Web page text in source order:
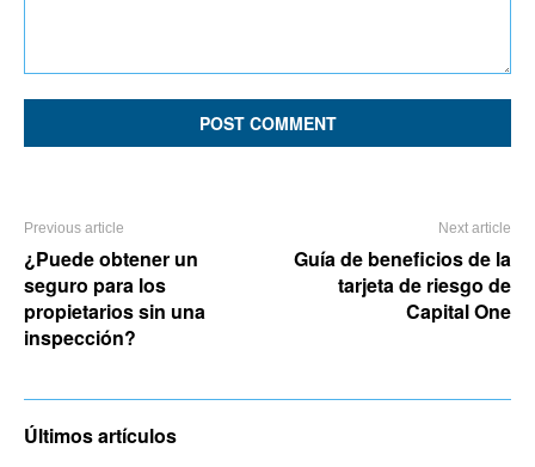
Previous article
¿Puede obtener un
seguro para los
propietarios sin una
inspección?
Next article
Guía de beneficios de la
tarjeta de riesgo de
Capital One
Últimos artículos